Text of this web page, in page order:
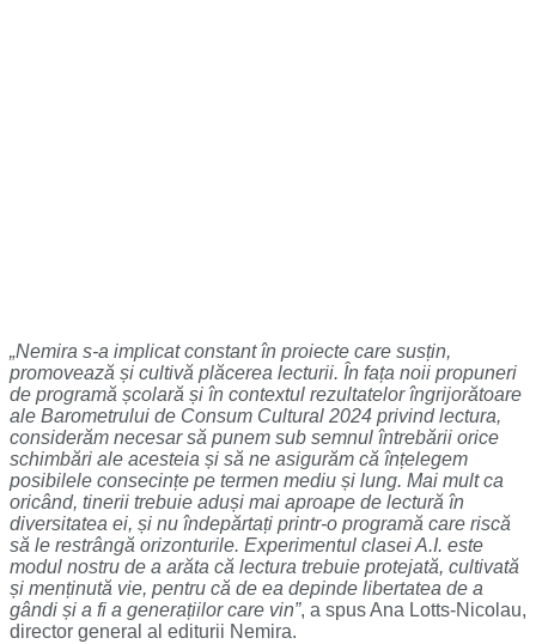
„Nemira s-a implicat constant în proiecte care susțin,
promovează și cultivă plăcerea lecturii. În fața noii propuneri
de programă școlară și în contextul rezultatelor îngrijorătoare
ale Barometrului de Consum Cultural 2024 privind lectura,
considerăm necesar să punem sub semnul întrebării orice
schimbări ale acesteia și să ne asigurăm că înțelegem
posibilele consecințe pe termen mediu și lung. Mai mult ca
oricând, tinerii trebuie aduși mai aproape de lectură în
diversitatea ei, și nu îndepărtați printr-o programă care riscă
să le restrângă orizonturile. Experimentul clasei A.I. este
modul nostru de a arăta că lectura trebuie protejată, cultivată
și menținută vie, pentru că de ea depinde libertatea de a
gândi și a fi a generațiilor care vin”, a spus Ana Lotts-Nicolau,
director general al editurii Nemira.